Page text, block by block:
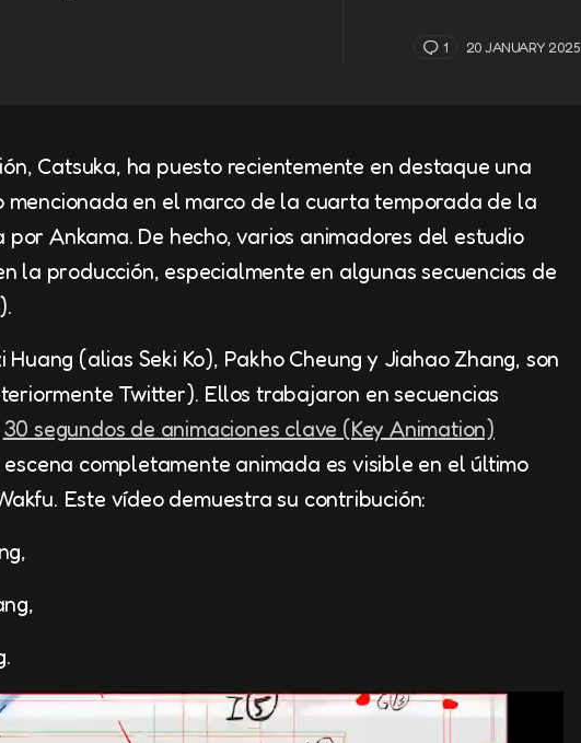
1 20 JANUARY 2025
Catsuka, ha puesto recientemente en destaque una
en el marco de la cuarta temporada de la
Ankama. De hecho, varios animadores del estudio
la producción, especialmente en algunas secuencias de
(alias Seki Ko), Pakho Cheung y Jiahao Zhang, son
Twitter). Ellos trabajaron en secuencias
30 segundos de animaciones clave (Key Animation)
escena completamente animada es visible en el último
Este vídeo demuestra su contribución: